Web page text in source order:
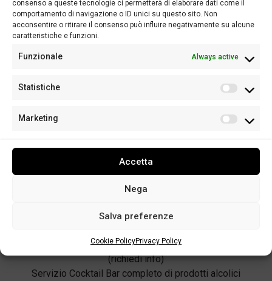
consenso a queste tecnologie ci permetterà di elaborare dati come il
comportamento di navigazione o ID unici su questo sito. Non
acconsentire o ritirare il consenso può influire negativamente su alcune
caratteristiche e funzioni.
Funzionale Always active
Statistiche
Marketing
Accetta
Nega
Salva preferenze
Cookie PolicyPrivacy Policy
stile e praticità
Piccole compatte e dinamiche
1 Modulo centrale miscelazione + 2 moduli angolari
2 Moduli centrali miscelazione + 2 moduli angolari
Trasporto e spese di trasferimento inclusi entro 50 km
Servizio Bartender dedicato con abbigliamento a tema
(richiedi info)
Servizio Cocktail Bar completo di prodotti alcolici